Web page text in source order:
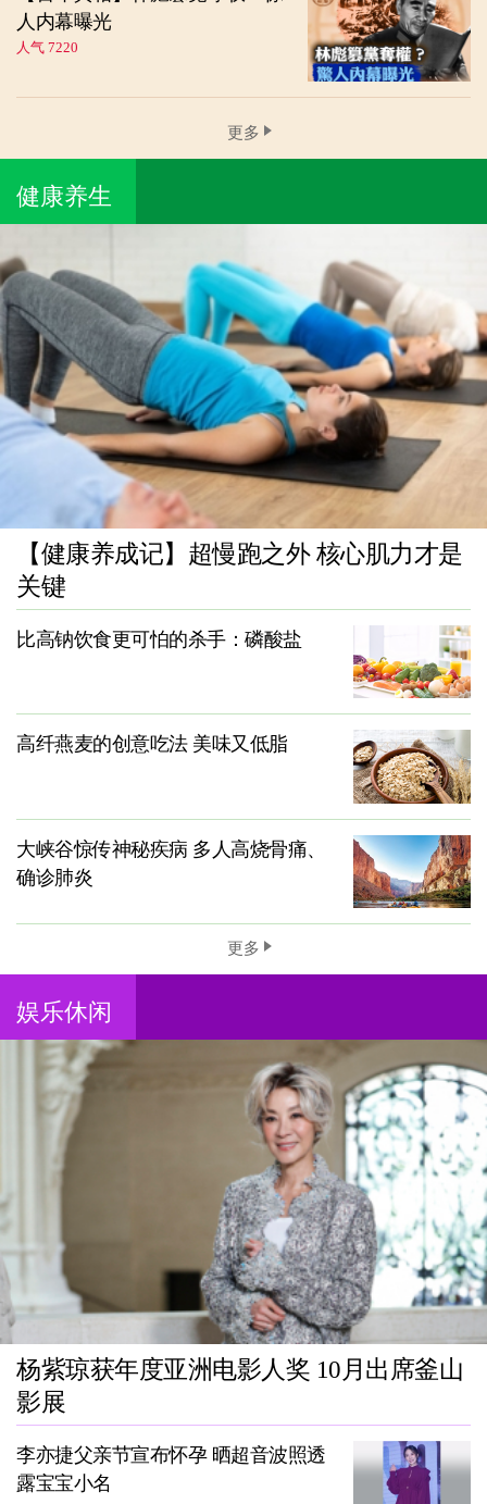
人内幕曝光
人气 7220
更多
健康养生
【健康养成记】超慢跑之外 核心肌力才是
关键
比高钠饮食更可怕的杀手：磷酸盐
高纤燕麦的创意吃法 美味又低脂
大峡谷惊传神秘疾病 多人高烧骨痛、
确诊肺炎
更多
娱乐休闲
杨紫琼获年度亚洲电影人奖 10月出席釜山
影展
李亦捷父亲节宣布怀孕 晒超音波照透
露宝宝小名